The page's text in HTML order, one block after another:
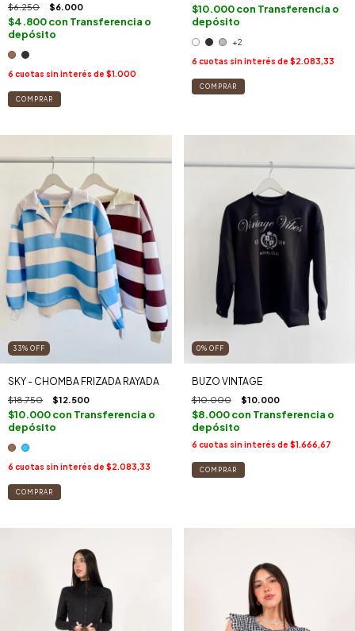
$6.250 $6.000
$4.800con Transferencia o
depósito
6 cuotas sin interés de $1.000
COMPRAR
$10.000con Transferencia o
depósito
+2
6 cuotas sin interés de $2.083,33
COMPRAR
33% OFF
SKY - CHOMBA FRIZADA RAYADA
$18.750 $12.500
$10.000con Transferencia o
depósito
6 cuotas sin interés de $2.083,33
COMPRAR
0% OFF
BUZO VINTAGE
$10.000 $10.000
$8.000con Transferencia o
depósito
6 cuotas sin interés de $1.666,67